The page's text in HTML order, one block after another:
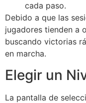
cada paso.
Debido a que las
jugadores tienden a
buscando victorias
en marcha.
Elegir un
La pantalla de